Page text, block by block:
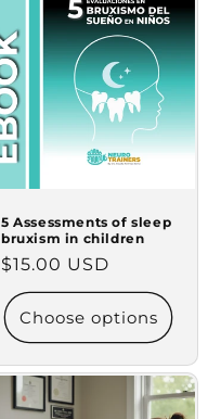
5 Assessments of sleep
bruxism in children
Regular
price
$15.00 USD
Choose options